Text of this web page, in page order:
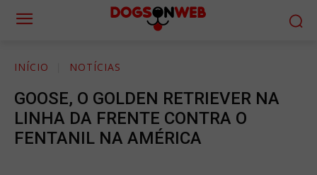
INÍCIO NOTÍCIAS
GOOSE, O GOLDEN RETRIEVER NA
LINHA DA FRENTE CONTRA O
FENTANIL NA AMÉRICA